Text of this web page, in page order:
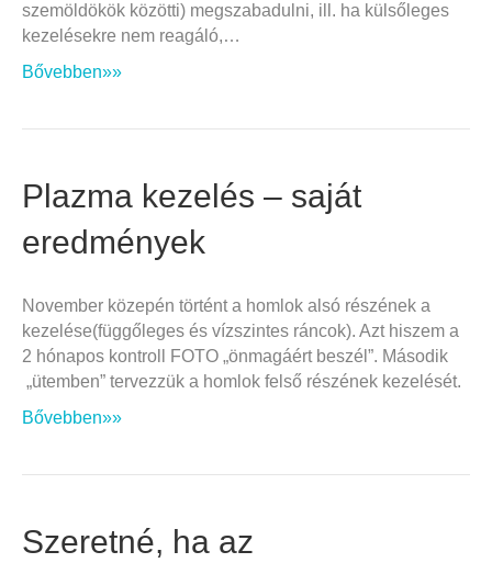
szemöldökök közötti) megszabadulni, ill. ha külsőleges
kezelésekre nem reagáló,…
Bővebben»»
Plazma kezelés – saját
eredmények
November közepén történt a homlok alsó részének a
kezelése(függőleges és vízszintes ráncok). Azt hiszem a
2 hónapos kontroll FOTO „önmagáért beszél”. Második
„ütemben” tervezzük a homlok felső részének kezelését.
Bővebben»»
Szeretné, ha az